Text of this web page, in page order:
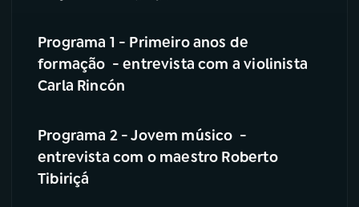
Programa 1 - Primeiro anos de
formação - entrevista com a violinista
Carla Rincón
Programa 2 - Jovem músico -
entrevista com o maestro Roberto
Tibiriçá